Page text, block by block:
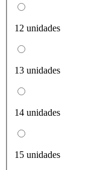
12 unidades
13 unidades
14 unidades
15 unidades